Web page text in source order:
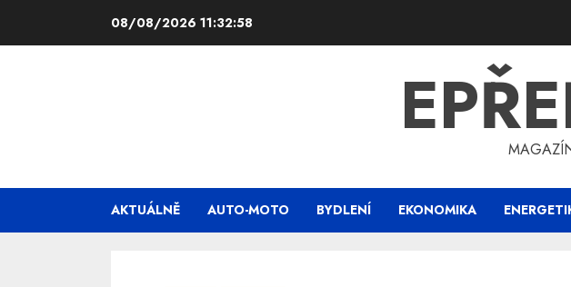
08/08/2026 11:32:59
AKTUÁLNĚ AUTO-MOTO BYDLENÍ EKONOMIKA